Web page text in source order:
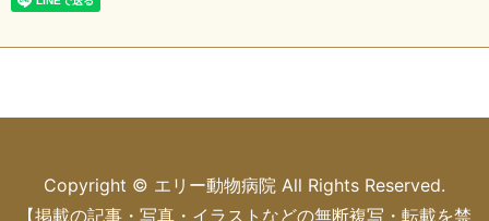
Copyright © エリー動物病院 All Rights Reserved.
【掲載の記事・写真・イラストなどの無断複写・転載を禁